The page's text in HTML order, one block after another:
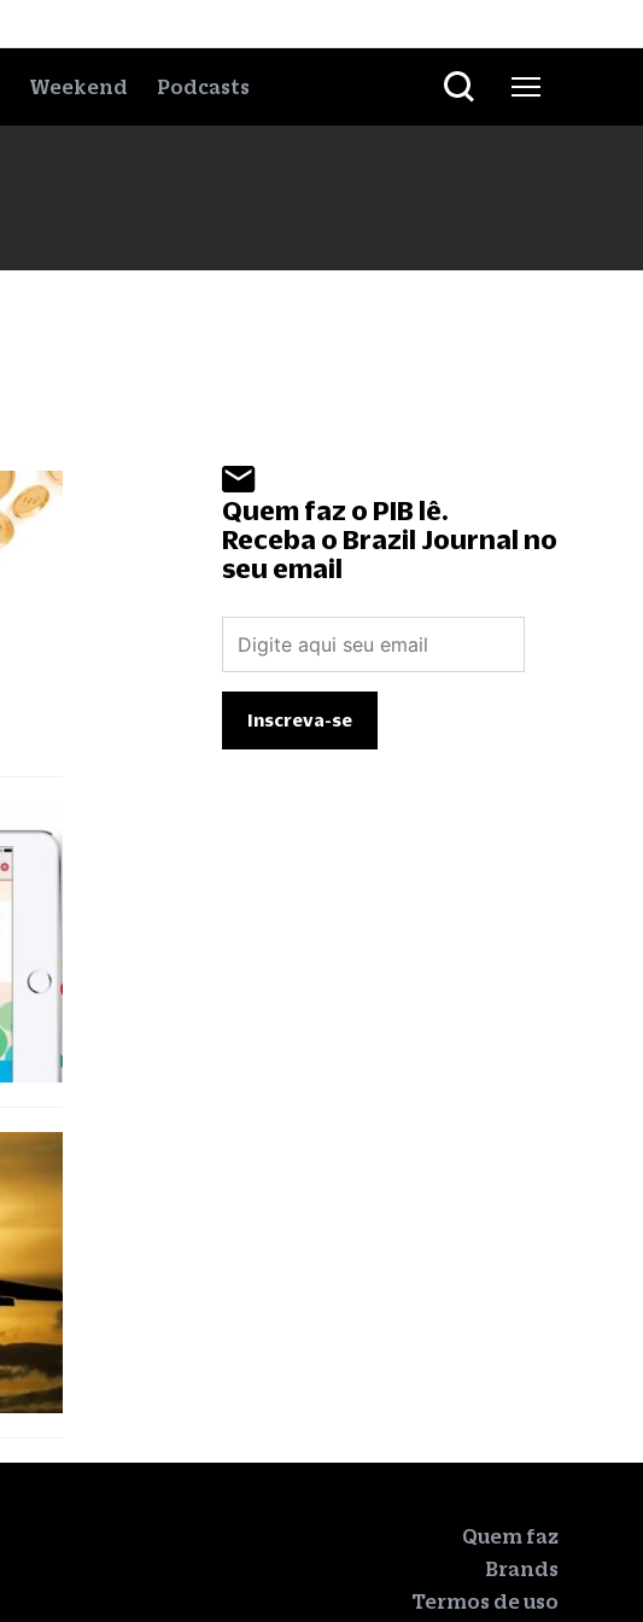
Weekend Podcasts
Quem faz o PIB lê.
Receba o Brazil Journal no
seu email
Quem faz
Brands
Termos de uso